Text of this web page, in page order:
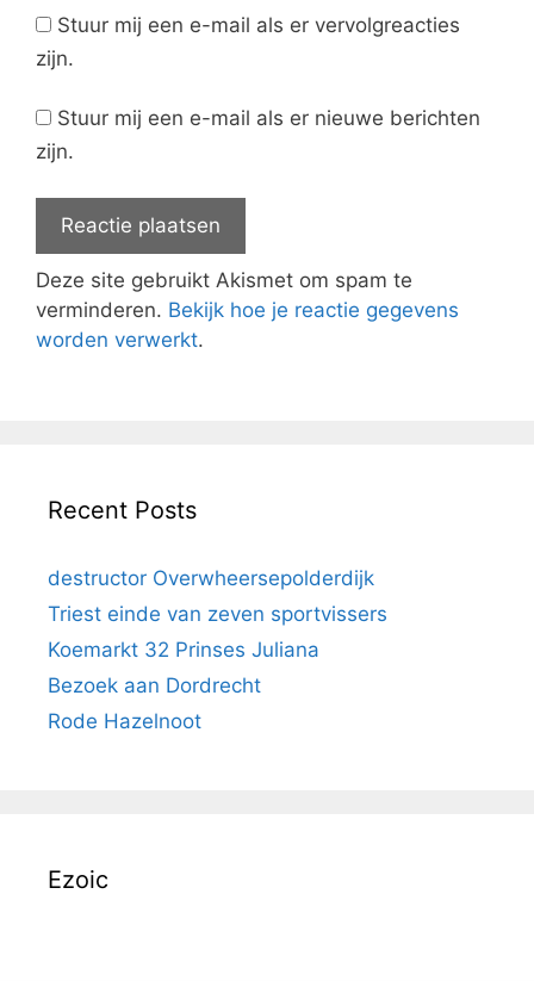
Stuur mij een e-mail als er vervolgreacties
zijn.
Stuur mij een e-mail als er nieuwe berichten
zijn.
Deze site gebruikt Akismet om spam te
verminderen. Bekijk hoe je reactie gegevens
worden verwerkt.
Recent Posts
destructor Overwheersepolderdijk
Triest einde van zeven sportvissers
Koemarkt 32 Prinses Juliana
Bezoek aan Dordrecht
Rode Hazelnoot
Ezoic